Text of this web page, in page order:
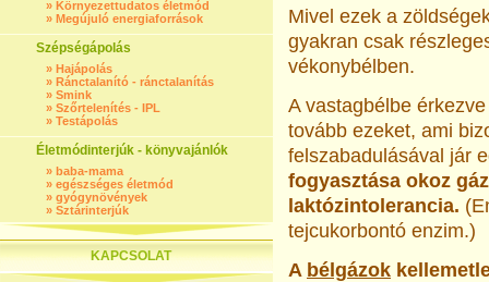
» Környezettudatos életmód
» Megújuló energiaforrások
Szépségápolás
» Hajápolás
» Ránctalanító - ránctalanítás
» Smink
» Szőrtelenítés - IPL
» Testápolás
Életmódinterjúk - könyvajánlók
» baba-mama
» egészséges életmód
» gyógynövények
» Sztárinterjúk
KAPCSOLAT
Mivel ezek a
gyakran csak
vékonybélben.
A vastagbélbe
tovább ezeket, ami
felszabadulásával jár
fogyasztása okoz
laktózintolerancia.
tejcukorbontó enzim.)
A bélgázok